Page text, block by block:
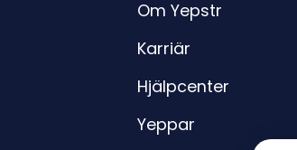
Om Yepstr
Karriär
Hjälpcenter
Yeppar